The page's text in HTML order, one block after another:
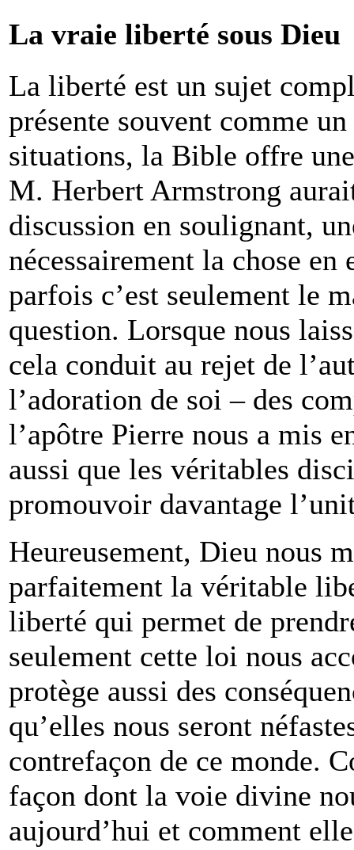
La vraie liberté sous Dieu
La liberté est un sujet
présente souvent comme
situations, la Bible offre
M. Herbert Armstrong
discussion en soulignant,
nécessairement la chose
parfois c’est seulement le
question. Lorsque nous
cela conduit au rejet de
l’adoration de soi – des
l’apôtre Pierre nous a mis
aussi que les véritables
promouvoir davantage
Heureusement, Dieu nous
parfaitement la véritable
liberté qui permet de
seulement cette loi nous
protège aussi des
qu’elles nous seront
contrefaçon de ce monde.
façon dont la voie divine
aujourd’hui et comment